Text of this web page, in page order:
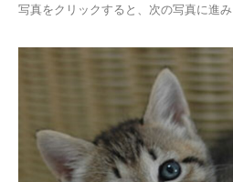
写真をクリックすると、次の写真に進み